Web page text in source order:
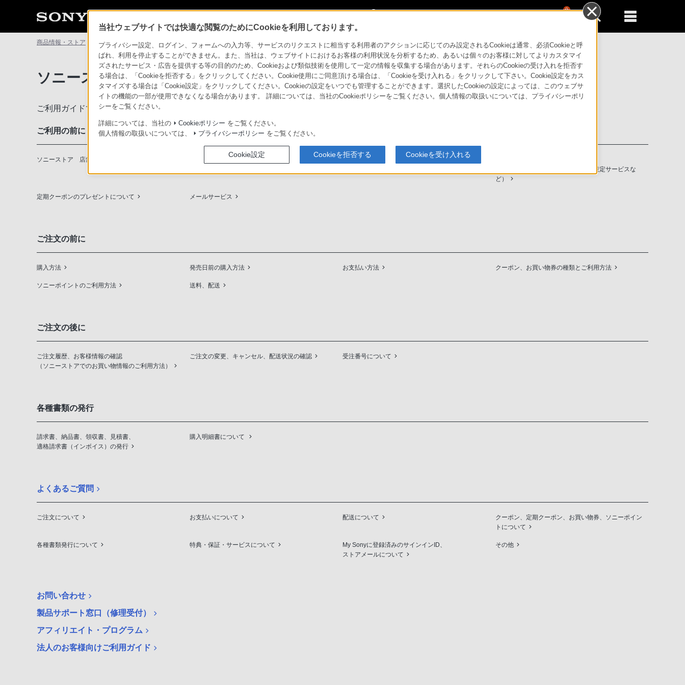
0
商品情報・ストア ソニーストアについて ソニーストアのご利用ガイド
ソニーストアのご利用ガイド
ご利用ガイドでは、ソニーストアのご利用方法・サービスに関しまとめてご案内しております。
ご利用の前に
ソニーストア 店舗のご案内 ソニーショップ（ソニーストア取次店）のご案内 My Sonyでの購入について
（長期保証、下取サービス、設置・設定サービスな
ど）
定期クーポンのプレゼントについて メールサービス
ご注文の前に
購入方法 発売日前の購入方法 お支払い方法 クーポン、お買い物券の種類とご利用方法
ソニーポイントのご利用方法 送料、配送
ご注文の後に
ご注文履歴、お客様情報の確認
（ソニーストアでのお買い物情報のご利用方法）
ご注文の変更、キャンセル、配送状況の確認 受注番号について
各種書類の発行
請求書、納品書、領収書、見積書、
適格請求書（インボイス）の発行
購入明細書について
よくあるご質問
ご注文について お支払いについて 配送について
クーポン、定期クーポン、お買い物券、ソニーポイン
トについて
各種書類発行について 特典・保証・サービスについて
My Sonyに登録済みのサインインID、
ストアメールについて
その他
お問い合わせ
製品サポート窓口（修理受付）
アフィリエイト・プログラム
法人のお客様向けご利用ガイド
当社ウェブサイトでは快適な閲覧のためにCookieを利用しております。
プライバシー設定、ログイン、フォームへの入力等、サービスのリクエストに相当する利用者のアクションに応じてのみ設定されるCookieは通常、必須Cookieと呼
ばれ、利用を停止することができません。また、当社は、ウェブサイトにおけるお客様の利用状況を分析するため、あるいは個々のお客様に対してよりカスタマイ
ズされたサービス・広告を提供する等の目的のため、Cookieおよび類似技術を使用して一定の情報を収集する場合があります。それらのCookieの受け入れを拒否す
る場合は、「Cookieを拒否する」をクリックしてください。Cookie使用にご同意頂ける場合は、「Cookieを受け入れる」をクリックして下さい。Cookie設定をカス
タマイズする場合は「Cookie設定」をクリックしてください。Cookieの設定をいつでも管理することができます。選択したCookieの設定によっては、このウェブサ
イトの機能の一部が使用できなくなる場合があります。 詳細については、当社のCookieポリシーをご覧ください。個人情報の取扱いについては、プライバシーポリ
シーをご覧ください。
詳細については、当社の Cookieポリシー をご覧ください。
個人情報の取扱いについては、
プライバシーポリシー をご覧ください。
Cookie設定 Cookieを拒否する Cookieを受け入れる